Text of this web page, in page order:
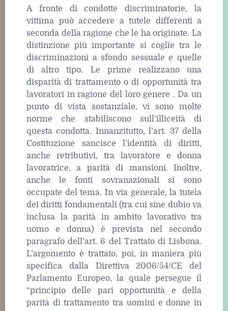
A fronte di condotte discriminatorie, la
vittima può accedere a tutele differenti a
seconda della ragione che le ha originate. La
distinzione più importante si coglie tra le
discriminazioni a sfondo sessuale e quelle
di altro tipo. Le prime realizzano una
disparità di trattamento o di opportunità tra
lavoratori in ragione del loro genere . Da un
punto di vista sostanziale, vi sono molte
norme che stabiliscono sull’illiceità di
questa condotta. Innanzitutto, l’art. 37 della
Costituzione sancisce l’identità di diritti,
anche retributivi, tra lavoratore e donna
lavoratrice, a parità di mansioni. Inoltre,
anche le fonti sovranazionali si sono
occupate del tema. In via generale, la tutela
dei diritti fondamentali (tra cui sine dubio va
inclusa la parità in ambito lavorativo tra
uomo e donna) è prevista nel secondo
paragrafo dell’art. 6 del Trattato di Lisbona.
L’argomento è trattato, poi, in maniera più
specifica dalla Direttiva 2006/54/CE del
Parlamento Europeo, la quale persegue il
“principio delle pari opportunità e della
parità di trattamento tra uomini e donne in